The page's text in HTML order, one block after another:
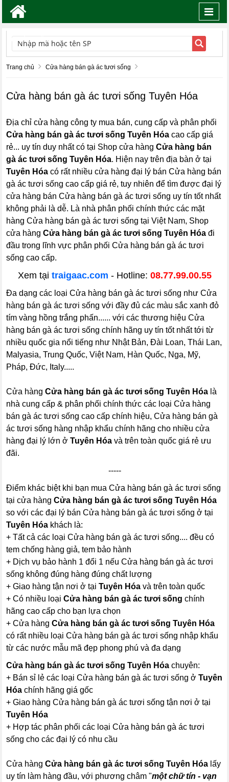
TÌM KIẾM
Trang chủ Cửa hàng bán gà ác tươi sống
Cửa hàng bán gà ác tươi sống Tuyên Hóa
Địa chỉ cửa hàng công ty mua bán, cung cấp và phân phối
Cửa hàng bán gà ác tươi sống Tuyên Hóa cao cấp giá
rẻ... uy tín duy nhất có tại Shop cửa hàngCửa hàng bán
gà ác tươi sống Tuyên Hóa. Hiện nay trên địa bàn ở tại
Tuyên Hóa có rất nhiều cửa hàng đại lý bán Cửa hàng bán
gà ác tươi sống cao cấp giá rẻ, tuy nhiên để tìm được đại lý
cửa hàng bán Cửa hàng bán gà ác tươi sống uy tín tốt nhất
không phải là dễ. Là nhà phân phối chính thức các mặt
hàng Cửa hàng bán gà ác tươi sống tại Việt Nam, Shop
cửa hàngCửa hàng bán gà ác tươi sống Tuyên Hóa đi
đầu trong lĩnh vực phân phối Cửa hàng bán gà ác tươi
sống cao cấp.
Xem tại traigaac.com - Hotline: 08.77.99.00.55
Đa dạng các loại Cửa hàng bán gà ác tươi sống như Cửa
hàng bán gà ác tươi sống với đầy đủ các màu sắc xanh đỏ
tím vàng hồng trắng phấn...... với các thương hiệu Cửa
hàng bán gà ác tươi sống chính hãng uy tín tốt nhất tới từ
nhiều quốc gia nổi tiếng như Nhật Bản, Đài Loan, Thái Lan,
Malyasia, Trung Quốc, Việt Nam, Hàn Quốc, Nga, Mỹ,
Pháp, Đức, Italy.....
Cửa hàngCửa hàng bán gà ác tươi sống Tuyên Hóa là
nhà cung cấp & phân phối chính thức các loại Cửa hàng
bán gà ác tươi sống cao cấp chính hiệu, Cửa hàng bán gà
ác tươi sống hàng nhập khẩu chính hãng cho nhiều cửa
hàng đại lý lớn ởTuyên Hóa và trên toàn quốc giá rẻ ưu
đãi.
-----
Điểm khác biệt khi bạn mua Cửa hàng bán gà ác tươi sống
tại cửa hàngCửa hàng bán gà ác tươi sống Tuyên Hóa
so với các đại lý bán Cửa hàng bán gà ác tươi sống ở tại
Tuyên Hóa khách là:
+ Tất cả các loại Cửa hàng bán gà ác tươi sống.... đều có
tem chống hàng giả, tem bảo hành
+ Dịch vụ bảo hành 1 đổi 1 nếu Cửa hàng bán gà ác tươi
sống không đúng hàng đúng chất lượng
+ Giao hàng tận nơi ở tạiTuyên Hóa và trên toàn quốc
+ Có nhiều loạiCửa hàng bán gà ác tươi sống chính
hãng cao cấp cho bạn lựa chọn
+ Cửa hàngCửa hàng bán gà ác tươi sống Tuyên Hóa
có rất nhiều loại Cửa hàng bán gà ác tươi sống nhập khẩu
từ các nước mẫu mã đẹp phong phú và đa dạng
Cửa hàng bán gà ác tươi sống Tuyên Hóachuyên:
+ Bán sỉ lẻ các loại Cửa hàng bán gà ác tươi sống ởTuyên
Hóa chính hãng giá gốc
+ Giao hàng Cửa hàng bán gà ác tươi sống tận nơi ở tại
Tuyên Hóa
+ Hợp tác phân phối các loại Cửa hàng bán gà ác tươi
sống cho các đại lý có nhu cầu
Cửa hàngCửa hàng bán gà ác tươi sống Tuyên Hóa lấy
uy tín làm hàng đầu, với phương châm "một chữ tín - vạn